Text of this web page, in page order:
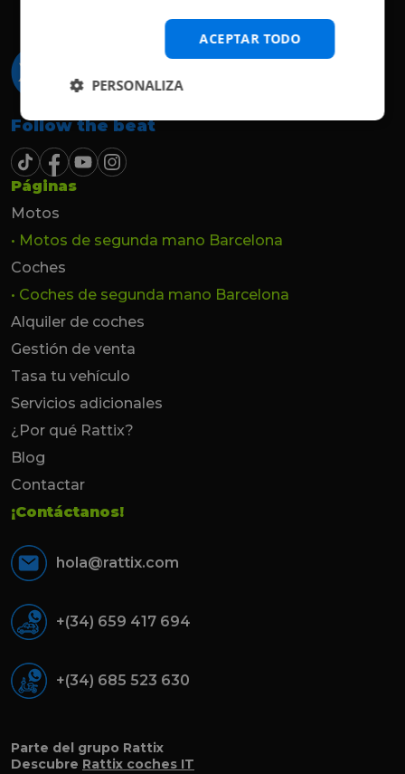
Follow the beat
Páginas
Motos
• Motos de segunda mano Barcelona
Coches
• Coches de segunda mano Barcelona
Alquiler de coches
Gestión de venta
Tasa tu vehículo
Servicios adicionales
¿Por qué Rattix?
Blog
Contactar
¡Contáctanos!
hola@rattix.com
+(34) 659 417 694
+(34) 685 523 630
Parte del grupo Rattix
Descubre Rattix coches IT
ACEPTAR TODO
PERSONALIZA